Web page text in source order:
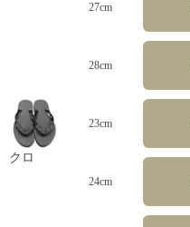
27cm
28cm
クロ
23cm
24cm